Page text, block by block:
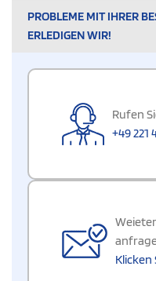
PROBLEME MIT IHRER
ERLEDIGEN WIR!
Rufen
+49 221
Klicken